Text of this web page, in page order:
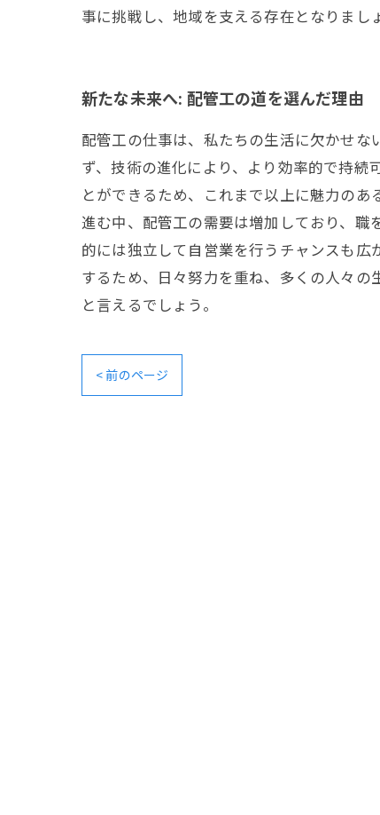
事に挑戦し、地域を支える存在となりまし
新たな未来へ: 配管工の道を選んだ理由
配管工の仕事は、私たちの生活に欠かせ
ず、技術の進化により、より効率的で持
とができるため、これまで以上に魅力の
進む中、配管工の需要は増加しており、
的には独立して自営業を行うチャンスも
するため、日々努力を重ね、多くの人々
と言えるでしょう。
< 前のページ